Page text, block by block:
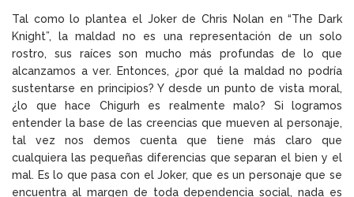
Tal como lo plantea el Joker de Chris Nolan en “The Dark
Knight”, la maldad no es una representación de un solo
rostro, sus raíces son mucho más profundas de lo que
alcanzamos a ver. Entonces, ¿por qué la maldad no podría
sustentarse en principios? Y desde un punto de vista moral,
¿lo que hace Chigurh es realmente malo? Si logramos
entender la base de las creencias que mueven al personaje,
tal vez nos demos cuenta que tiene más claro que
cualquiera las pequeñas diferencias que separan el bien y el
mal. Es lo que pasa con el Joker, que es un personaje que se
encuentra al margen de toda dependencia social, nada es